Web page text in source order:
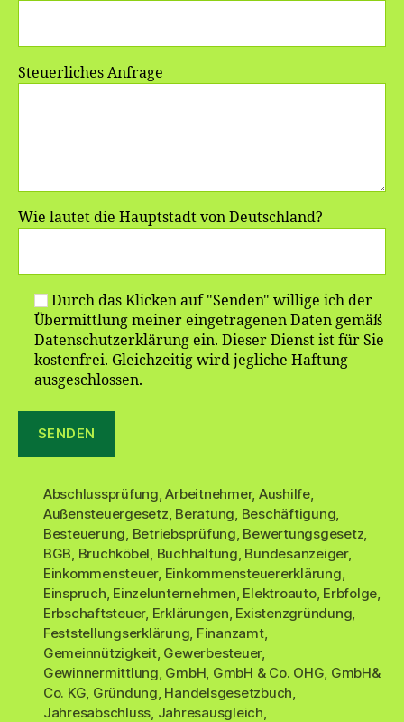
Steuerliches Anfrage
Wie lautet die Hauptstadt von Deutschland?
Durch das Klicken auf "Senden" willige ich der
Übermittlung meiner eingetragenen Daten gemäß
Datenschutzerklärung ein. Dieser Dienst ist für Sie
kostenfrei. Gleichzeitig wird jegliche Haftung
ausgeschlossen.
Abschlussprüfung ,Arbeitnehmer, Aushilfe,
Außensteuergesetz Beratung Beschäftigung
Besteuerung Betriebsprüfung Bewertungsgesetz
BGB Bruchköbel Buchhaltung Bundesanzeiger,
Einkommensteuer, Einkommensteuererklärung
Einspruch Einzelunternehmen Elektroauto, Erbfolge
Erbschaftsteuer, Erklärungen Existenzgründung
Feststellungserklärung Finanzamt,
Gemeinnützigkeit, Gewerbesteuer,
Gewinnermittlung GmbH GmbH & Co. OHG GmbH&
Co. KG Gründung Handelsgesetzbuch
Jahresabschluss Jahresausgleich